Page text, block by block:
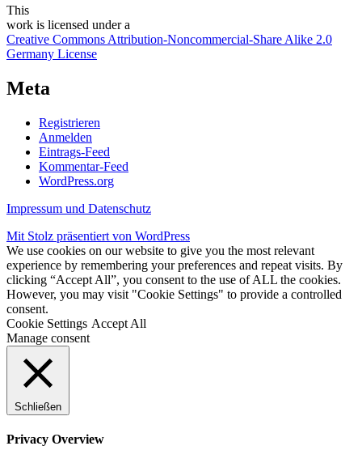
This
work is licensed under a
Creative Commons Attribution-Noncommercial-Share Alike 2.0
Germany License
Meta
Registrieren
Anmelden
Eintrags-Feed
Kommentar-Feed
WordPress.org
Impressum und Datenschutz
Mit Stolz präsentiert von WordPress
We use cookies on our website to give you the most relevant
experience by remembering your preferences and repeat visits. By
clicking “Accept All”, you consent to the use of ALL the cookies.
However, you may visit "Cookie Settings" to provide a controlled
consent.
Cookie Settings Accept All
Manage consent
Schließen
Privacy Overview